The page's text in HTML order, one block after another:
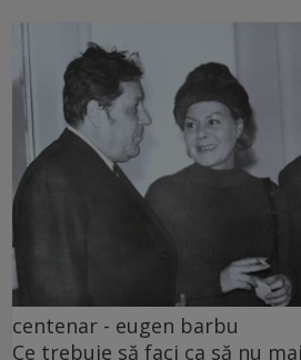
centenar - eugen barbu
Ce trebuie să faci ca să nu